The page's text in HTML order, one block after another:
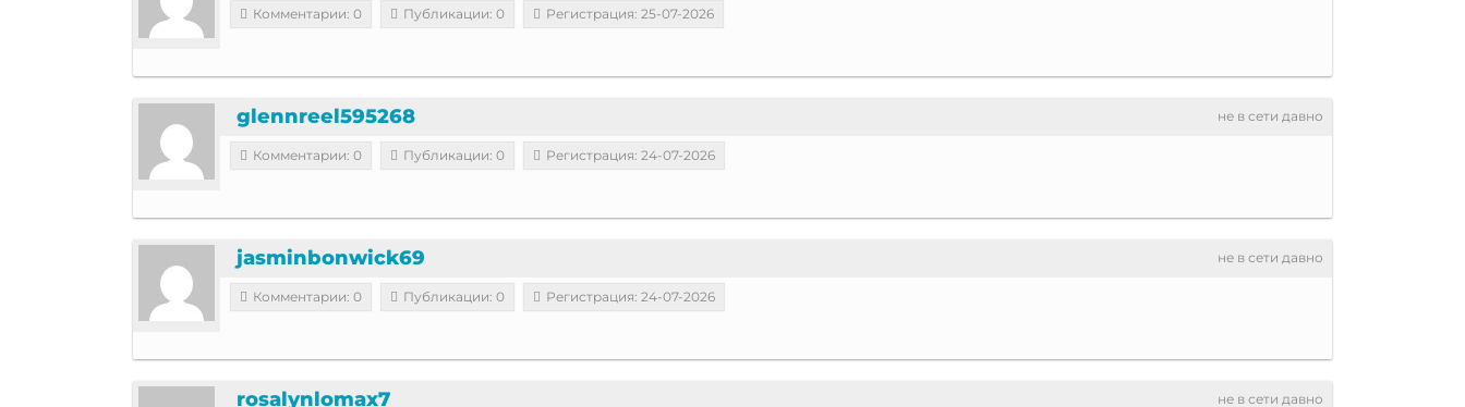
Комментарии: 0 Публикации: 0 Регистрация: 25-07-2026
не в сети давно
glennreel595268
Комментарии: 0 Публикации: 0 Регистрация: 24-07-2026
не в сети давно
jasminbonwick69
Комментарии: 0 Публикации: 0 Регистрация: 24-07-2026
не в сети давно
rosalynlomax7